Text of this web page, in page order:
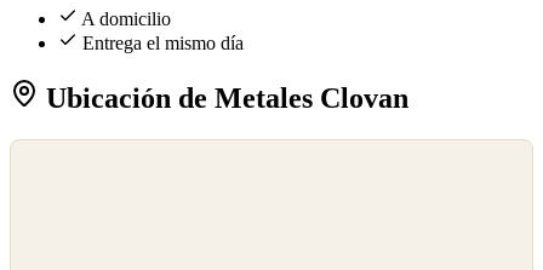
A domicilio
Entrega el mismo día
Ubicación de Metales Clovan